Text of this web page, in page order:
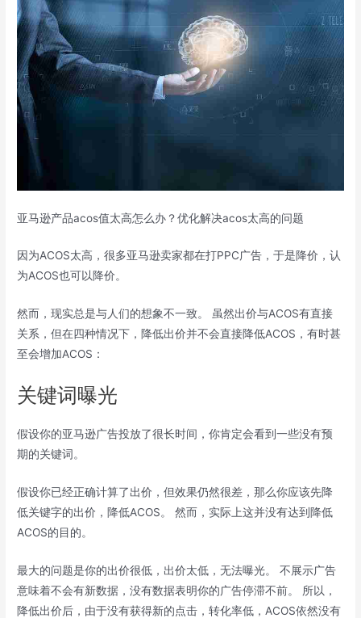
亚马逊产品acos值太高怎么办？优化解决acos太高的问题
因为ACOS太高，很多亚马逊卖家都在打PPC广告，于是降价，认
为ACOS也可以降价。
然而，现实总是与人们的想象不一致。 虽然出价与ACOS有直接
关系，但在四种情况下，降低出价并不会直接降低ACOS，有时甚
至会增加ACOS：
关键词曝光
假设你的亚马逊广告投放了很长时间，你肯定会看到一些没有预
期的关键词。
假设你已经正确计算了出价，但效果仍然很差，那么你应该先降
低关键字的出价，降低ACOS。 然而，实际上这并没有达到降低
ACOS的目的。
最大的问题是你的出价很低，出价太低，无法曝光。 不展示广告
意味着不会有新数据，没有数据表明你的广告停滞不前。 所以，
降低出价后，由于没有获得新的点击，转化率低，ACOS依然没有